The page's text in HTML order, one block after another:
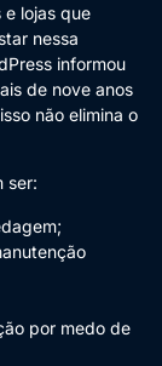
lojas que
nessa
informou
de nove anos
não elimina o
ser:
por medo de